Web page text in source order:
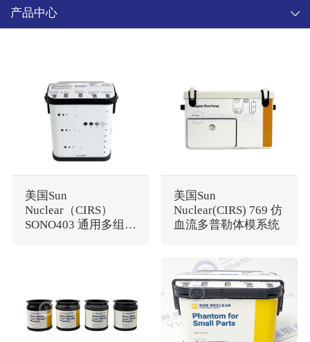
产品中心
美国Sun
Nuclear（CIRS）
SONO403 通用多组织
美国Sun
Nuclear(CIRS) 769 仿
血流多普勒体模系统